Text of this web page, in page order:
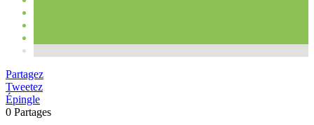
Partagez
Tweetez
Épingle
0 Partages